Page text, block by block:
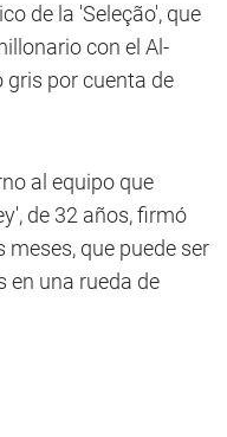
de la 'Seleção', que
con el Al-
gris por cuenta de
al equipo que
de 32 años, firmó
que puede ser
en una rueda de